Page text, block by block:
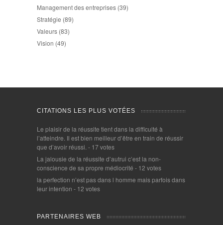
Management des entreprises (39)
Stratégie (89)
Valeurs (83)
Vision (49)
CITATIONS LES PLUS VOTÉES
Le plaisir de la réussite tient dans la difficulté à
l’atteindre. Il est bien meilleur d’être en train de réussir
que d’avoir réussi. - 17 votes
La jalousie de la réussite d’autrui c’est la non-
conscience de sa propre médiocrité - 12 votes
la perfection n’est pas dans l homme mais parfois dans
leur intention - 12 votes
PARTENAIRES WEB